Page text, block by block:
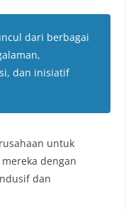
dari berbagai
dan inisiatif
untuk
dengan
dan